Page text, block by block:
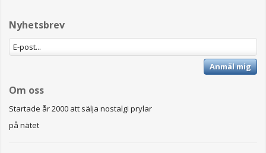
Nyhetsbrev
Anmäl mig
Om oss
Startade år 2000 att sälja nostalgi prylar
på nätet